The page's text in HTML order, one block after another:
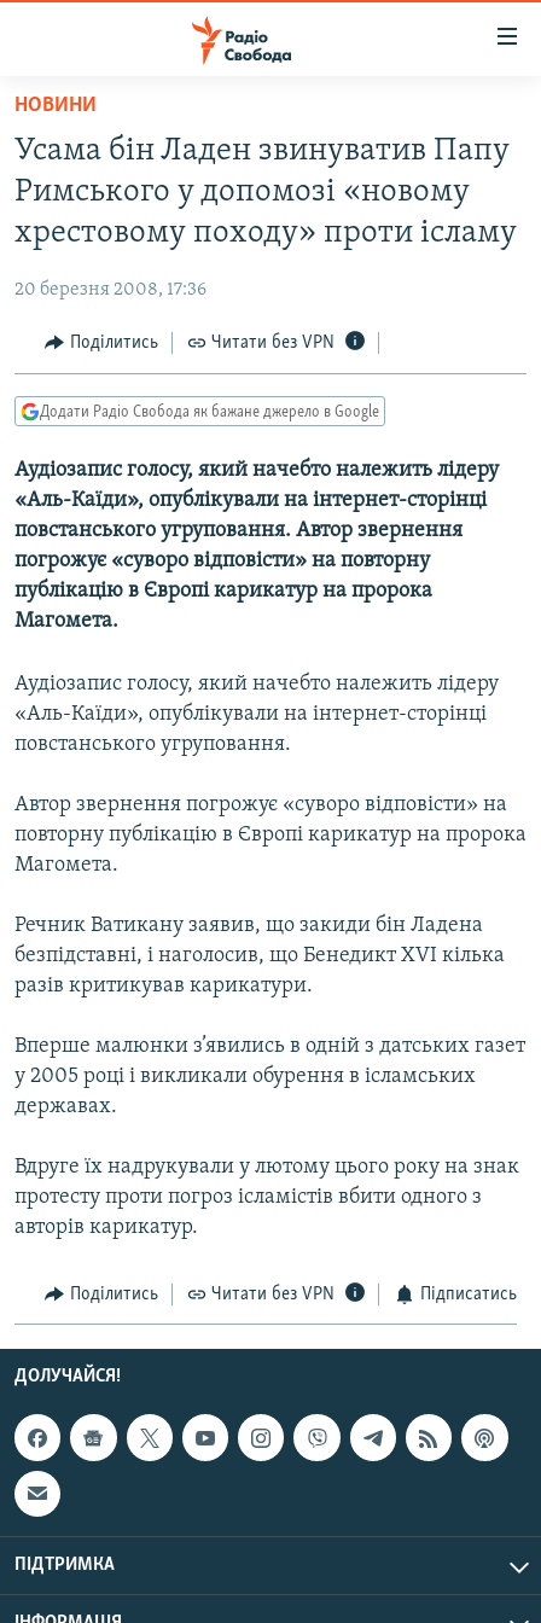
Перейти
основного
матеріалу
до
основної
навігації
Перейти
до
пошуку
РАДІО СВОБОДА – 70 РОКІВ
ЕКОНОМІКА
СУСПІЛЬСТВО
УКРАЇНА
СВІТ
РОСІЙСЬКА «ФІЛЬТРАЦІЯ»
ДОНБАС.РЕАЛІЇ
ТИ ЯК?
СХЕМИ
КИТАЙ.ВИКЛИКИ
МУЛЬТИМЕДІА
ФОТО
ПОДКАСТИ
РУС
УКР
КТАТ
ДОЛУЧАЙСЯ!
Усі сайти RFE/RL
НОВИНИ
Усама бін Ладен звинуватив Папу
Римського у допомозі «новому
хрестовому походу» проти ісламу
20 березня 2008, 17:36
Поділитись Читати без VPN
Додати Радіо Свобода як бажане джерело в Google
Аудіозапис голосу, який начебто належить лідеру
«Аль-Каїди», опублікували на інтернет-сторінці
повстанського угруповання. Автор звернення
погрожує «суворо відповісти» на повторну
публікацію в Європі карикатур на пророка
Магомета.
Аудіозапис голосу, який начебто належить лідеру
«Аль-Каїди», опублікували на інтернет-сторінці
повстанського угруповання.
Автор звернення погрожує «суворо відповісти» на
повторну публікацію в Європі карикатур на пророка
Магомета.
Речник Ватикану заявив, що закиди бін Ладена
безпідставні, і наголосив, що Бенедикт XVI кілька
разів критикував карикатури.
Вперше малюнки з’явились в одній з датських газет
у 2005 році і викликали обурення в ісламських
державах.
Вдруге їх надрукували у лютому цього року на знак
протесту проти погроз ісламістів вбити одного з
авторів карикатур.
Поділитись Читати без VPN Підписатись
ДОЛУЧАЙСЯ!
ПІДТРИМКА